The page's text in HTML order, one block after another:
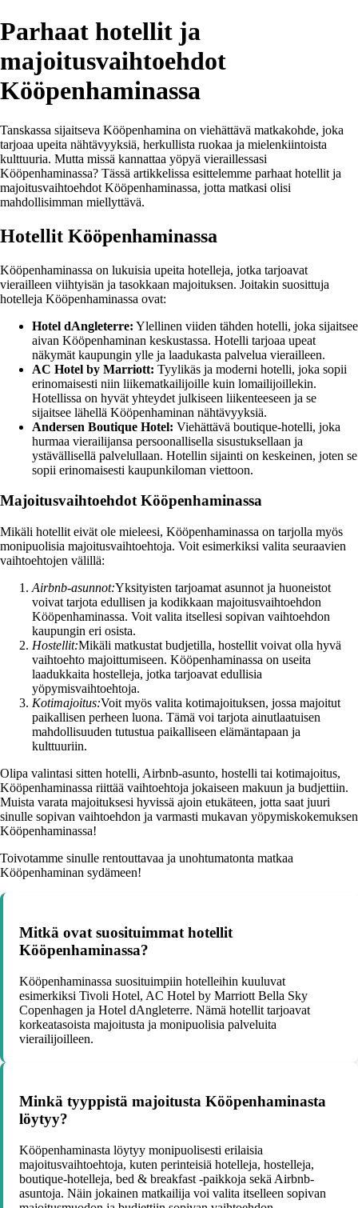
Parhaat hotellit ja
majoitusvaihtoehdot
Kööpenhaminassa
Tanskassa sijaitseva Kööpenhamina on viehättävä matkakohde, joka
tarjoaa upeita nähtävyyksiä, herkullista ruokaa ja mielenkiintoista
kulttuuria. Mutta missä kannattaa yöpyä vieraillessasi
Kööpenhaminassa? Tässä artikkelissa esittelemme parhaat hotellit ja
majoitusvaihtoehdot Kööpenhaminassa, jotta matkasi olisi
mahdollisimman miellyttävä.
Hotellit Kööpenhaminassa
Kööpenhaminassa on lukuisia upeita hotelleja, jotka tarjoavat
vierailleen viihtyisän ja tasokkaan majoituksen. Joitakin suosittuja
hotelleja Kööpenhaminassa ovat:
Hotel dAngleterre: Ylellinen viiden tähden hotelli, joka sijaitsee
aivan Kööpenhaminan keskustassa. Hotelli tarjoaa upeat
näkymät kaupungin ylle ja laadukasta palvelua vierailleen.
AC Hotel by Marriott: Tyylikäs ja moderni hotelli, joka sopii
erinomaisesti niin liikematkailijoille kuin lomailijoillekin.
Hotellissa on hyvät yhteydet julkiseen liikenteeseen ja se
sijaitsee lähellä Kööpenhaminan nähtävyyksiä.
Andersen Boutique Hotel: Viehättävä boutique-hotelli, joka
hurmaa vierailijansa persoonallisella sisustuksellaan ja
ystävällisellä palvelullaan. Hotellin sijainti on keskeinen, joten se
sopii erinomaisesti kaupunkiloman viettoon.
Majoitusvaihtoehdot Kööpenhaminassa
Mikäli hotellit eivät ole mieleesi, Kööpenhaminassa on tarjolla myös
monipuolisia majoitusvaihtoehtoja. Voit esimerkiksi valita seuraavien
vaihtoehtojen välillä:
Airbnb-asunnot:Yksityisten tarjoamat asunnot ja huoneistot
voivat tarjota edullisen ja kodikkaan majoitusvaihtoehdon
Kööpenhaminassa. Voit valita itsellesi sopivan vaihtoehdon
kaupungin eri osista.
Hostellit:Mikäli matkustat budjetilla, hostellit voivat olla hyvä
vaihtoehto majoittumiseen. Kööpenhaminassa on useita
laadukkaita hostelleja, jotka tarjoavat edullisia
yöpymisvaihtoehtoja.
Kotimajoitus:Voit myös valita kotimajoituksen, jossa majoitut
paikallisen perheen luona. Tämä voi tarjota ainutlaatuisen
mahdollisuuden tutustua paikalliseen elämäntapaan ja
kulttuuriin.
Olipa valintasi sitten hotelli, Airbnb-asunto, hostelli tai kotimajoitus,
Kööpenhaminassa riittää vaihtoehtoja jokaiseen makuun ja budjettiin.
Muista varata majoituksesi hyvissä ajoin etukäteen, jotta saat juuri
sinulle sopivan vaihtoehdon ja varmasti mukavan yöpymiskokemuksen
Kööpenhaminassa!
Toivotamme sinulle rentouttavaa ja unohtumatonta matkaa
Kööpenhaminan sydämeen!
Mitkä ovat suosituimmat hotellit
Kööpenhaminassa?
Kööpenhaminassa suosituimpiin hotelleihin kuuluvat
esimerkiksi Tivoli Hotel, AC Hotel by Marriott Bella Sky
Copenhagen ja Hotel dAngleterre. Nämä hotellit tarjoavat
korkeatasoista majoitusta ja monipuolisia palveluita
vierailijoilleen.
Minkä tyyppistä majoitusta Kööpenhaminasta
löytyy?
Kööpenhaminasta löytyy monipuolisesti erilaisia
majoitusvaihtoehtoja, kuten perinteisiä hotelleja, hostelleja,
boutique-hotelleja, bed & breakfast -paikkoja sekä Airbnb-
asuntoja. Näin jokainen matkailija voi valita itselleen sopivan